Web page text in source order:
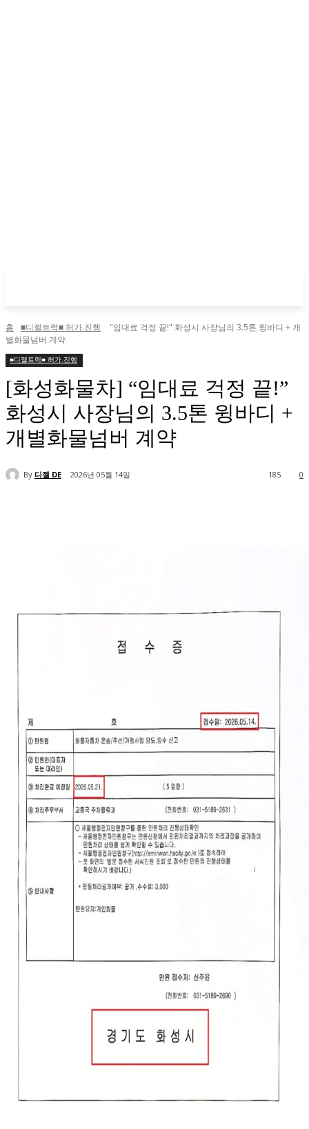
홈 ■디젤트럭■ 허가.진행
"임대료 걱정 끝!" 화성시 사장님의 3.5톤 윙바디 + 개
별화물넘버 계약
■디젤트럭■ 허가.진행
[화성화물차] “임대료 걱정 끝!”
화성시 사장님의 3.5톤 윙바디 +
개별화물넘버 계약
By 디젤 DE 2026년 05월 14일 0
185